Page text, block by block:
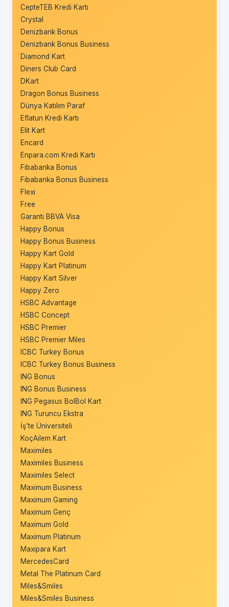
CepteTEB Kredi Kartı
Crystal
Denizbank Bonus
Denizbank Bonus Business
Diamond Kart
Diners Club Card
DKart
Dragon Bonus Business
Dünya Katılım Paraf
Eflatun Kredi Kartı
Elit Kart
Encard
Enpara.com Kredi Kartı
Fibabanka Bonus
Fibabanka Bonus Business
Flexi
Free
Garanti BBVA Visa
Happy Bonus
Happy Bonus Business
Happy Kart Gold
Happy Kart Platinum
Happy Kart Silver
Happy Zero
HSBC Advantage
HSBC Concept
HSBC Premier
HSBC Premier Miles
ICBC Turkey Bonus
ICBC Turkey Bonus Business
ING Bonus
ING Bonus Business
ING Pegasus BolBol Kart
ING Turuncu Ekstra
İş’te Üniversiteli
KoçAilem Kart
Maximiles
Maximiles Business
Maximiles Select
Maximum Business
Maximum Gaming
Maximum Genç
Maximum Gold
Maximum Platinum
Maxipara Kart
MercedesCard
Metal The Platinum Card
Miles&Smiles
Miles&Smiles Business